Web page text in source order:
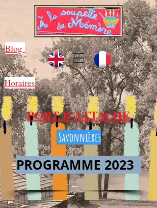
Blog
Horaires
PORT D'ATTACHE
Savonnières
PROGRAMME 2023